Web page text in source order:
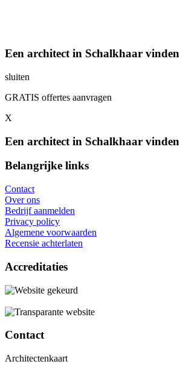
Een architect in Schalkhaar vinden
sluiten
GRATIS offertes aanvragen
X
Een architect in Schalkhaar vinden
Belangrijke links
Contact
Over ons
Bedrijf aanmelden
Privacy policy
Algemene voorwaarden
Recensie achterlaten
Accreditaties
Contact
Architectenkaart